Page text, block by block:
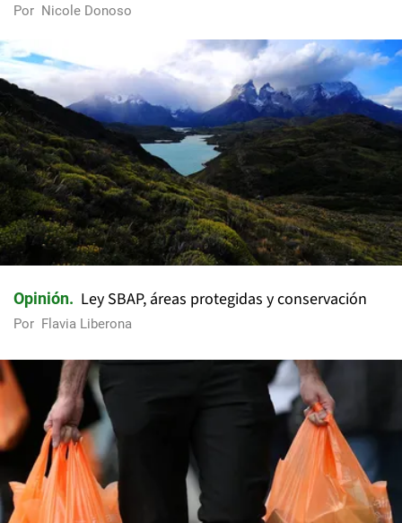
Por Nicole Donoso
Opinión Ley SBAP, áreas protegidas y conservación
Por Flavia Liberona